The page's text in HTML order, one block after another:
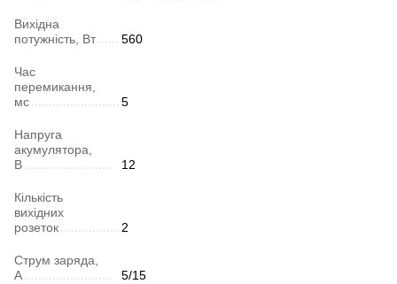
Вихідна
потужність, Вт
560
Час
перемикання,
мс
5
Напруга
акумулятора,
В
12
Кількість
вихідних
розеток
2
Струм заряда,
А
5/15